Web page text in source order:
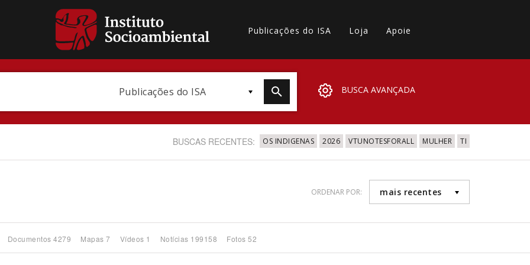
Publicações do ISA Loja Apoie
Publicações do ISA BUSCA AVANÇADA
BUSCAS RECENTES: OS INDIGENAS 2026 VTUNOTESFORALL MULHER TI
ORDENAR POR: mais recentes
Documentos 4279 Mapas 7 Vídeos 1 Notícias 199158 Fotos 52